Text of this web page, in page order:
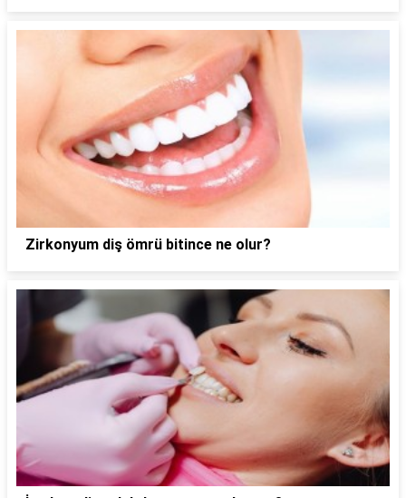
Zirkonyum diş ömrü bitince ne olur?